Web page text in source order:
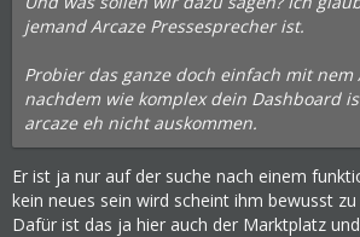
jemand Arcaze Pressesprecher ist.
Probier das ganze doch einfach mit nem
nachdem wie komplex dein Dashboard
arcaze eh nicht auskommen.
Er ist ja nur auf der suche nach einem
kein neues sein wird scheint ihm bewusst zu
Dafür ist das ja hier auch der Marktplatz